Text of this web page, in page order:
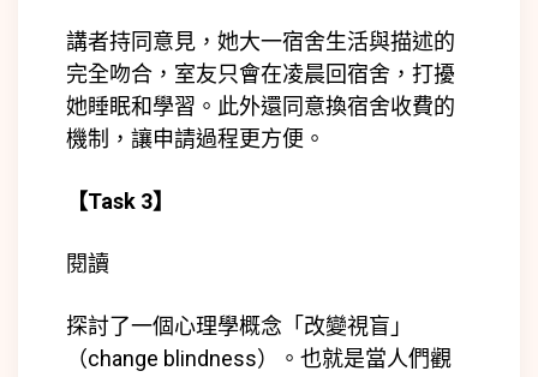
講者持同意見，她大一宿舍生活與描述的
完全吻合，室友只會在凌晨回宿舍，打擾
她睡眠和學習。此外還同意換宿舍收費的
機制，讓申請過程更方便。
【Task 3】
閱讀
探討了一個心理學概念「改變視盲」
（change blindness）。也就是當人們觀